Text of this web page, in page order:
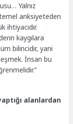
Yalnız
anksiyeteden
ihtiyacıdır.
kaygılara
bilincidir, yani
İnsan bu
alanlardan